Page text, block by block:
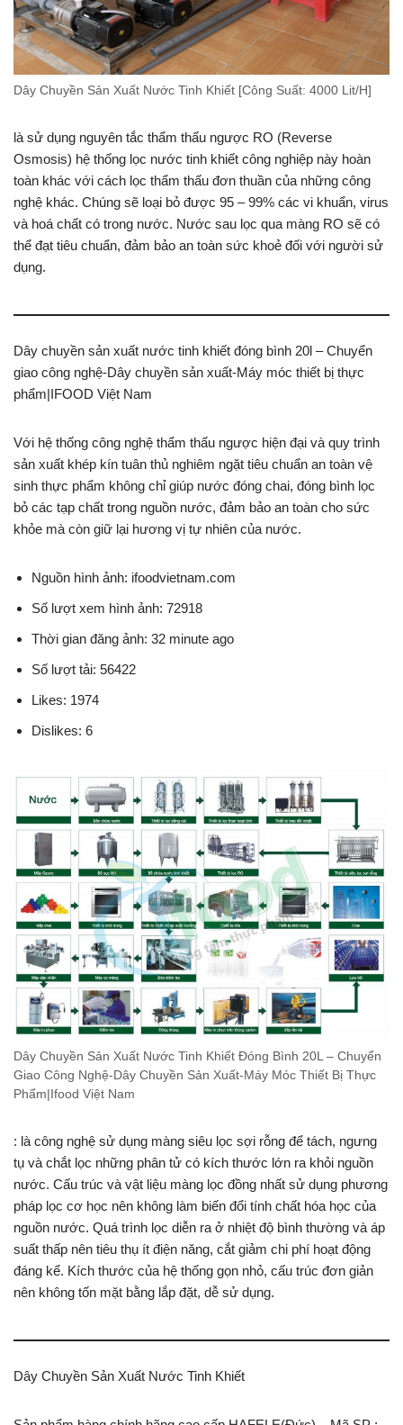
Dây Chuyền Sản Xuất Nước Tinh Khiết [Công Suất: 4000 Lit/H]
là sử dụng nguyên tắc thẩm thấu ngược RO (Reverse
Osmosis) hệ thống lọc nước tinh khiết công nghiệp này hoàn
toàn khác với cách lọc thẩm thấu đơn thuần của những công
nghệ khác. Chúng sẽ loại bỏ được 95 – 99% các vi khuẩn, virus
và hoá chất có trong nước. Nước sau lọc qua màng RO sẽ có
thể đạt tiêu chuẩn, đảm bảo an toàn sức khoẻ đối với người sử
dụng.
Dây chuyền sản xuất nước tinh khiết đóng bình 20l – Chuyển
giao công nghệ-Dây chuyền sản xuất-Máy móc thiết bị thực
phẩm|IFOOD Việt Nam
Với hệ thống công nghệ thẩm thấu ngược hiện đại và quy trình
sản xuất khép kín tuân thủ nghiêm ngặt tiêu chuẩn an toàn vệ
sinh thực phẩm không chỉ giúp nước đóng chai, đóng bình lọc
bỏ các tạp chất trong nguồn nước, đảm bảo an toàn cho sức
khỏe mà còn giữ lại hương vị tự nhiên của nước.
Nguồn hình ảnh: ifoodvietnam.com
Số lượt xem hình ảnh: 72918
Thời gian đăng ảnh: 32 minute ago
Số lượt tải: 56422
Likes: 1974
Dislikes: 6
Dây Chuyền Sản Xuất Nước Tinh Khiết Đóng Bình 20L – Chuyển
Giao Công Nghệ-Dây Chuyền Sản Xuất-Máy Móc Thiết Bị Thực
Phẩm|Ifood Việt Nam
: là công nghệ sử dụng màng siêu lọc sợi rỗng để tách, ngưng
tụ và chắt lọc những phân tử có kích thước lớn ra khỏi nguồn
nước. Cấu trúc và vật liệu màng lọc đồng nhất sử dụng phương
pháp lọc cơ học nên không làm biến đổi tính chất hóa học của
nguồn nước. Quá trình lọc diễn ra ở nhiệt độ bình thường và áp
suất thấp nên tiêu thụ ít điện năng, cắt giảm chi phí hoạt động
đáng kể. Kích thước của hệ thống gọn nhỏ, cấu trúc đơn giản
nên không tốn mặt bằng lắp đặt, dễ sử dụng.
Dây Chuyền Sản Xuất Nước Tinh Khiết